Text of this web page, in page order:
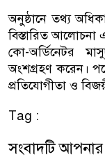
অনুষ্ঠানে তথ্য
বিস্তারিত আলোচনা
কো-অর্ডিনেটর
অংশগ্রহণ করেন।
প্রতিযোগীতা ও
Tag :
সংবাদটি